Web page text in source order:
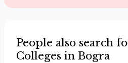
People also search
Colleges in Bogra